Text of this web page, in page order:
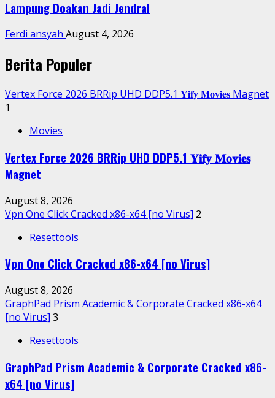
Lampung Doakan Jadi Jendral
Ferdi ansyah August 4, 2026
Berita Populer
Vertex Force 2026 BRRip UHD DDP5.1 𝐘𝐢𝐟𝐲 𝐌𝐨𝐯𝐢𝐞𝐬 Magnet
1
Movies
Vertex Force 2026 BRRip UHD DDP5.1 𝐘𝐢𝐟𝐲 𝐌𝐨𝐯𝐢𝐞𝐬
Magnet
August 8, 2026
Vpn One Click Cracked x86-x64 [no Virus] 2
Resettools
Vpn One Click Cracked x86-x64 [no Virus]
August 8, 2026
GraphPad Prism Academic & Corporate Cracked x86-x64
[no Virus] 3
Resettools
GraphPad Prism Academic & Corporate Cracked x86-
x64 [no Virus]